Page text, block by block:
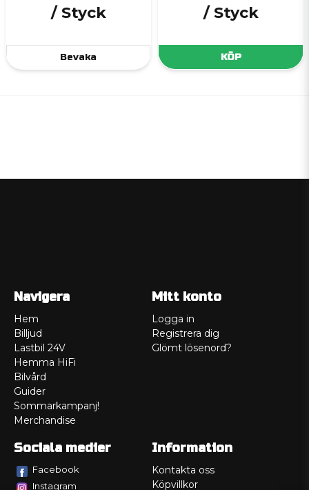
/ Styck
Bevaka
/ Styck
KÖP
Navigera
Hem
Billjud
Lastbil 24V
Hemma HiFi
Bilvård
Guider
Sommarkampanj!
Merchandise
Mitt konto
Logga in
Registrera dig
Glömt lösenord?
Sociala medier
Facebook
Instagram
Information
Kontakta oss
Köpvillkor